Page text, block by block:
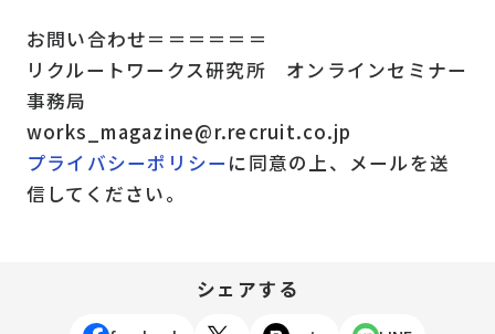
お問い合わせ＝＝＝＝＝＝
リクルートワークス研究所 オンラインセミナー
事務局
works_magazine@r.recruit.co.jp
プライバシーポリシー に同意の上、メールを送
信してください。
シェアする